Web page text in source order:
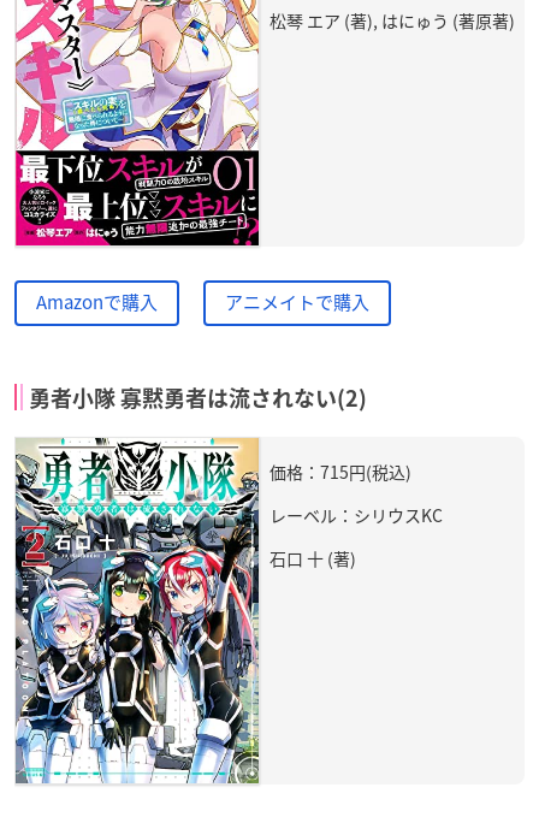
松琴 エア (著), はにゅう (著原著)
Amazonで購入 アニメイトで購入
勇者小隊 寡黙勇者は流されない(2)
価格：715円(税込)
レーベル：シリウスKC
石口 十 (著)